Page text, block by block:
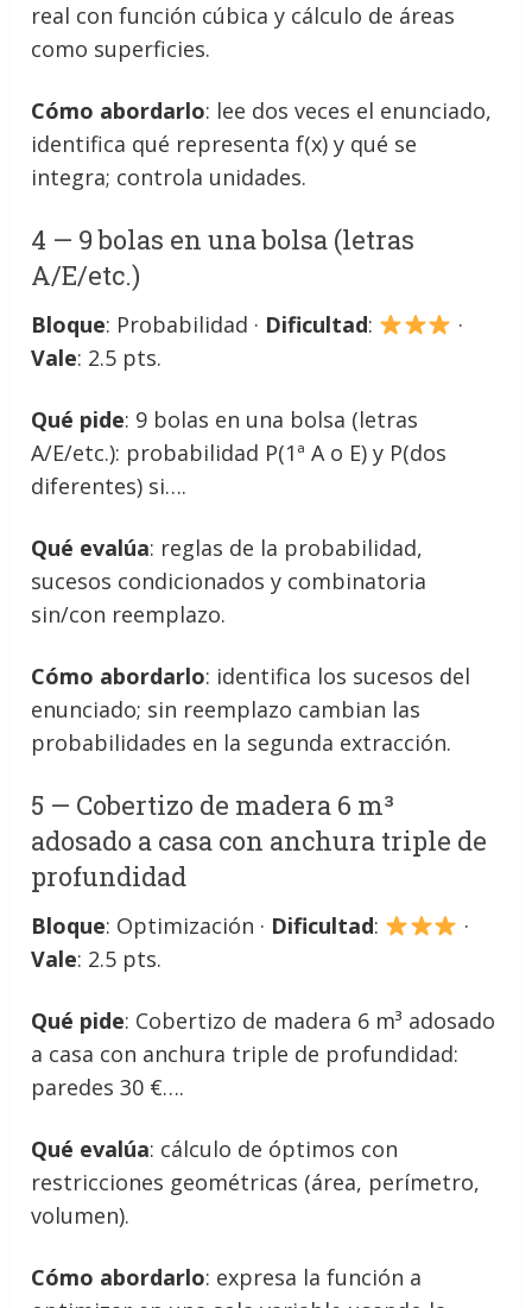
real con función cúbica y cálculo de áreas
como superficies.
Cómo abordarlo: lee dos veces el enunciado,
identifica qué representa f(x) y qué se
integra; controla unidades.
4 — 9 bolas en una bolsa (letras
A/E/etc.)
Bloque: Probabilidad · Dificultad:
·
Vale: 2.5 pts.
Qué pide: 9 bolas en una bolsa (letras
A/E/etc.): probabilidad P(1ª A o E) y P(dos
diferentes) si….
Qué evalúa: reglas de la probabilidad,
sucesos condicionados y combinatoria
sin/con reemplazo.
Cómo abordarlo: identifica los sucesos del
enunciado; sin reemplazo cambian las
probabilidades en la segunda extracción.
5 — Cobertizo de madera 6 m³
adosado a casa con anchura triple de
profundidad
Bloque: Optimización · Dificultad:
·
Vale: 2.5 pts.
Qué pide: Cobertizo de madera 6 m³ adosado
a casa con anchura triple de profundidad:
paredes 30 €….
Qué evalúa: cálculo de óptimos con
restricciones geométricas (área, perímetro,
volumen).
Cómo abordarlo: expresa la función a